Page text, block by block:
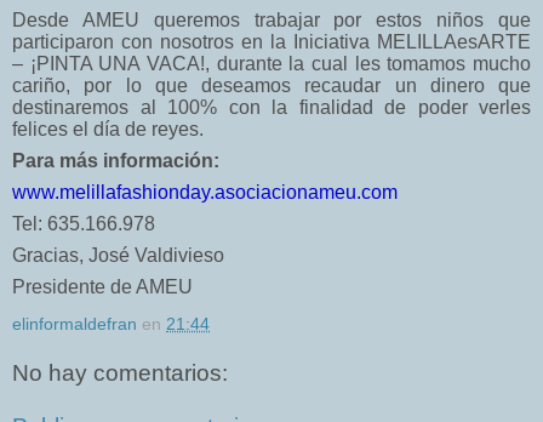
Desde AMEU queremos trabajar por estos niños que
participaron con nosotros en la Iniciativa MELILLAesARTE
– ¡PINTA UNA VACA!, durante la cual les tomamos mucho
cariño, por lo que deseamos recaudar un dinero que
destinaremos al 100% con la finalidad de poder verles
felices el día de reyes.
Para más información:
www.melillafashionday.asociacionameu.com
Tel: 635.166.978
Gracias, José Valdivieso
Presidente de AMEU
elinformaldefran en 21:44
No hay comentarios: